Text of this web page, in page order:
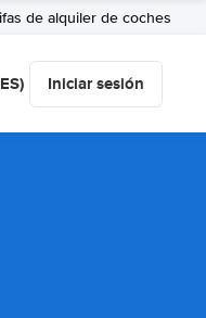
de alquiler de coches
Iniciar sesión